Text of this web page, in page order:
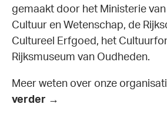
gemaakt door het Ministerie
Cultuur en Wetenschap, de
Cultureel Erfgoed, het
Rijksmuseum van Oudheden.
Meer weten over onze
verder →